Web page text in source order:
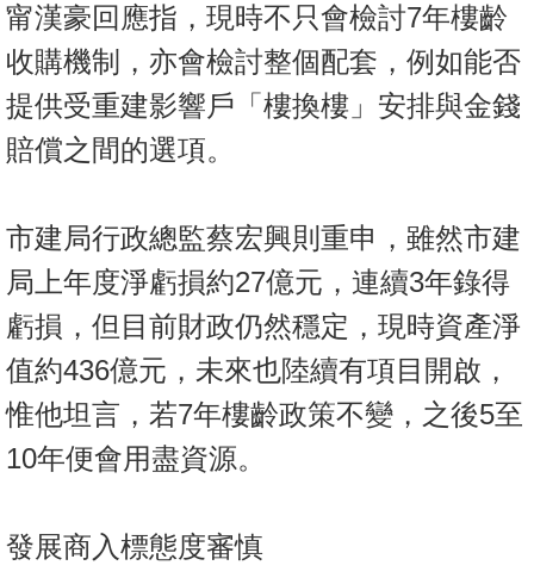
甯漢豪回應指，現時不只會檢討7年樓齡
收購機制，亦會檢討整個配套，例如能否
提供受重建影響戶「樓換樓」安排與金錢
賠償之間的選項。
市建局行政總監蔡宏興則重申，雖然市建
局上年度淨虧損約27億元，連續3年錄得
虧損，但目前財政仍然穩定，現時資產淨
值約436億元，未來也陸續有項目開啟，
惟他坦言，若7年樓齡政策不變，之後5至
10年便會用盡資源。
發展商入標態度審慎